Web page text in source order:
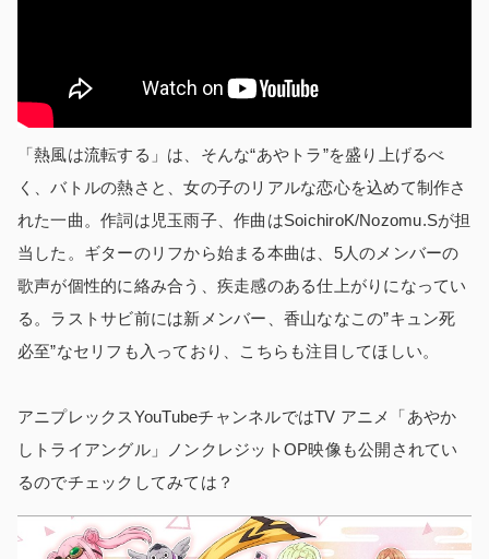
「熱風は流転する」は、そんな“あやトラ”を盛り上げるべ
く、バトルの熱さと、女の子のリアルな恋心を込めて制作さ
れた一曲。作詞は児玉雨子、作曲はSoichiroK/Nozomu.Sが担
当した。ギターのリフから始まる本曲は、5人のメンバーの
歌声が個性的に絡み合う、疾走感のある仕上がりになってい
る。ラストサビ前には新メンバー、香山ななこの”キュン死
必至”なセリフも入っており、こちらも注目してほしい。
アニプレックスYouTubeチャンネルではTV アニメ「あやか
しトライアングル」ノンクレジットOP映像も公開されてい
るのでチェックしてみては？